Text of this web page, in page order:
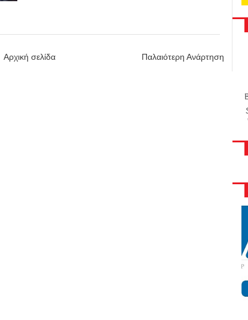
Παλαιότερη Ανάρτηση
Αρχική σελίδα